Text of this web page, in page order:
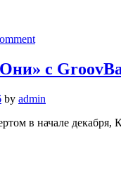
с
by admin
в начале декабря,